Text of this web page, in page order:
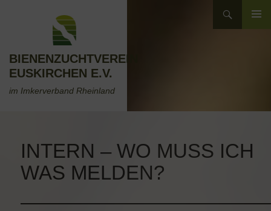
BIENENZUCHTVEREIN
EUSKIRCHEN E.V.
im Imkerverband Rheinland
INTERN – WO MUSS ICH
WAS MELDEN?